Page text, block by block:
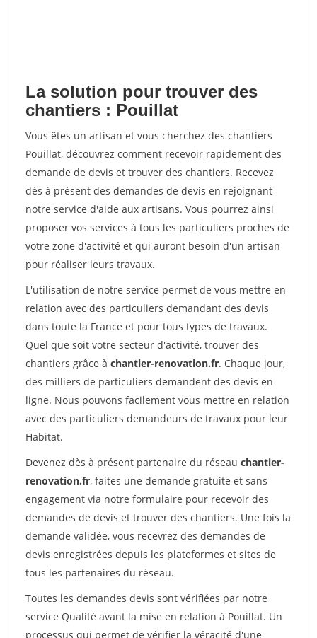
La solution pour trouver des
chantiers : Pouillat
Vous êtes un artisan et vous cherchez des chantiers
Pouillat, découvrez comment recevoir rapidement des
demande de devis et trouver des chantiers. Recevez
dès à présent des demandes de devis en rejoignant
notre service d'aide aux artisans. Vous pourrez ainsi
proposer vos services à tous les particuliers proches de
votre zone d'activité et qui auront besoin d'un artisan
pour réaliser leurs travaux.
L'utilisation de notre service permet de vous mettre en
relation avec des particuliers demandant des devis
dans toute la France et pour tous types de travaux.
Quel que soit votre secteur d'activité, trouver des
chantiers grâce à chantier-renovation.fr. Chaque jour,
des milliers de particuliers demandent des devis en
ligne. Nous pouvons facilement vous mettre en relation
avec des particuliers demandeurs de travaux pour leur
Habitat.
Devenez dès à présent partenaire du réseau chantier-
renovation.fr, faites une demande gratuite et sans
engagement via notre formulaire pour recevoir des
demandes de devis et trouver des chantiers. Une fois la
demande validée, vous recevrez des demandes de
devis enregistrées depuis les plateformes et sites de
tous les partenaires du réseau.
Toutes les demandes devis sont vérifiées par notre
service Qualité avant la mise en relation à Pouillat. Un
processus qui permet de vérifier la véracité d'une